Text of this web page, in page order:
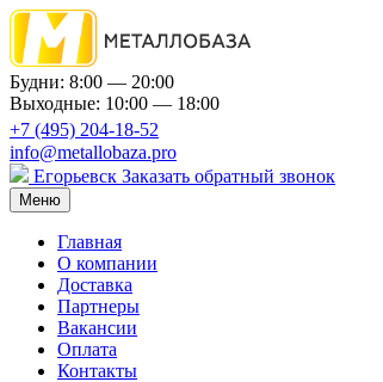
Будни: 8:00 — 20:00
Выходные: 10:00 — 18:00
+7 (495) 204-18-52
info@metallobaza.pro
Егорьевск Заказать обратный звонок
Меню
Главная
О компании
Доставка
Партнеры
Вакансии
Оплата
Контакты